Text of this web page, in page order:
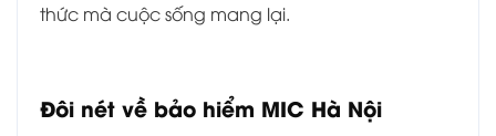
thức mà cuộc sống mang lại.
Đôi nét về bảo hiểm MIC Hà Nội